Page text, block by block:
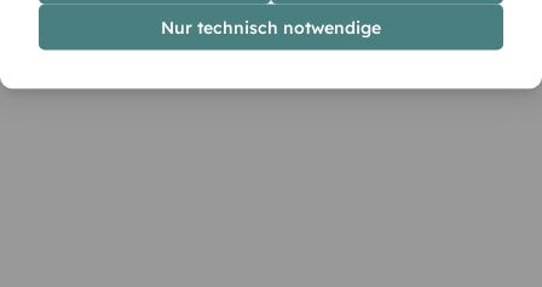
Nur technisch notwendige